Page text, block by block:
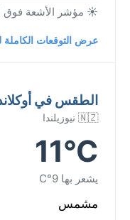
☀️ مؤشر الأشعة فوق
عرض التوقعات
الطقس في
🇳🇿 نيوزيلندا
11°C
يشعر بها 9°C
مشمس